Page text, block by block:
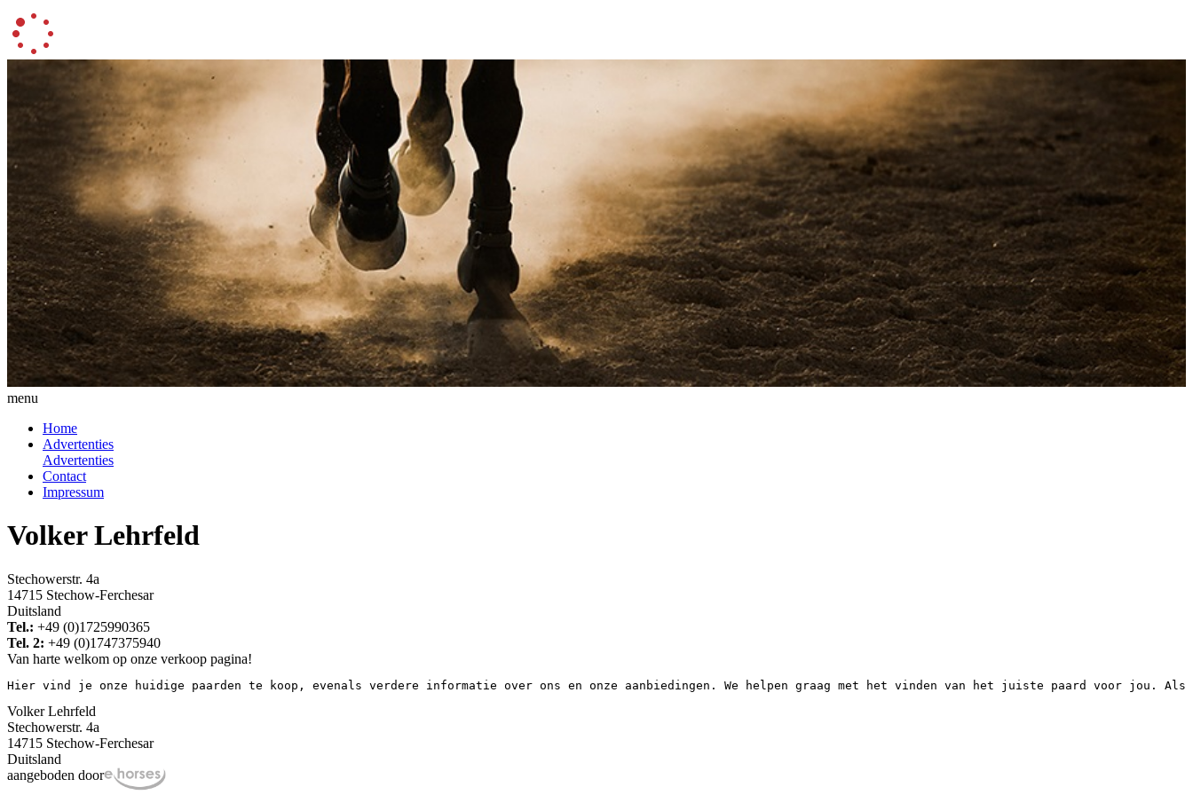
menu
Home
Advertenties
Advertenties
Contact
Impressum
Volker Lehrfeld
Stechowerstr. 4a
14715 Stechow-Ferchesar
Duitsland
Tel.: +49 (0)1725990365
Tel. 2: +49 (0)1747375940
Van harte welkom op onze verkoop pagina!
Hier vind je onze huidige paarden te koop, evenals verdere informatie over ons en onze aanbiedingen. We helpen graag met het vinden van het juiste paard voor jou.
Volker Lehrfeld
Stechowerstr. 4a
14715 Stechow-Ferchesar
Duitsland
aangeboden door